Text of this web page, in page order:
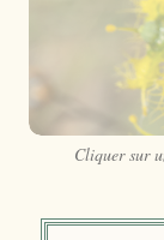
Cliquer sur